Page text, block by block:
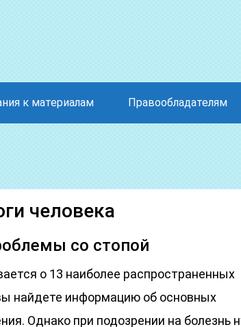
к материалам Правообладателям
человека
со стопой
о 13 наиболее распространенных
найдете информацию об основных
Однако при подозрении на болезнь